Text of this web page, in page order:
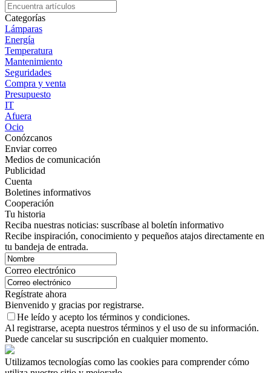
Categorías
Lámparas
Energía
Temperatura
Mantenimiento
Seguridades
Compra y venta
Presupuesto
IT
Afuera
Ocio
Conózcanos
Enviar correo
Medios de comunicación
Publicidad
Cuenta
Boletines informativos
Cooperación
Tu historia
Reciba nuestras noticias: suscríbase al boletín informativo
Recibe inspiración, conocimiento y pequeños atajos directamente en
tu bandeja de entrada.
Correo electrónico
Regístrate ahora
Bienvenido y gracias por registrarse.
He leído y acepto los términos y condiciones.
Al registrarse, acepta nuestros términos y el uso de su información.
Puede cancelar su suscripción en cualquier momento.
Utilizamos tecnologías como las cookies para comprender cómo